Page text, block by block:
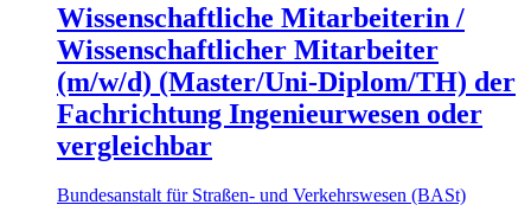
Wissenschaftliche Mitarbeiterin /
Wissenschaftlicher Mitarbeiter
(m/w/d) (Master/Uni-Diplom/TH) der
Fachrichtung Ingenieurwesen oder
vergleichbar
Bundesanstalt für Straßen- und Verkehrswesen (BASt)